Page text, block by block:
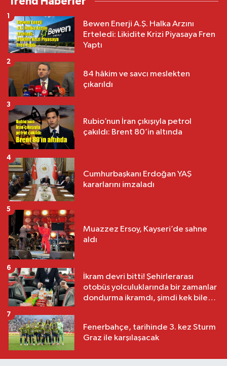
Bewen Enerji A.Ş. Halka Arzını
Erteledi: Likidite Krizi Piyasaya Fren
Yaptı
1
84 hâkim ve savcı meslekten
çıkarıldı
2
Rubio’nun İran çıkışıyla petrol
çakıldı: Brent 80’in altında
3
Cumhurbaşkanı Erdoğan YAŞ
kararlarını imzaladı
4
Muazzez Ersoy, Kayseri’de sahne
aldı
5
İkram devri bitti! Şehirlerarası
otobüs yolculuklarında bir zamanlar
dondurma ikramdı, şimdi kek bile
6
Fenerbahçe, tarihinde 3. kez Sturm
Graz ile karşılaşacak
7